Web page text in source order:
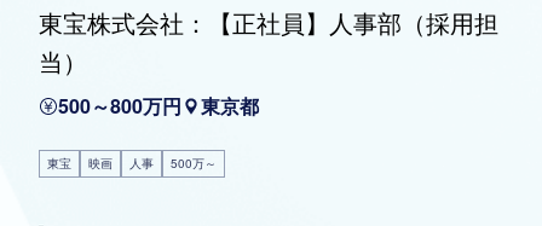
東宝株式会社：【正社員】人事部（採用担
当）
500～800万円 東京都
東宝 映画 人事 500万～